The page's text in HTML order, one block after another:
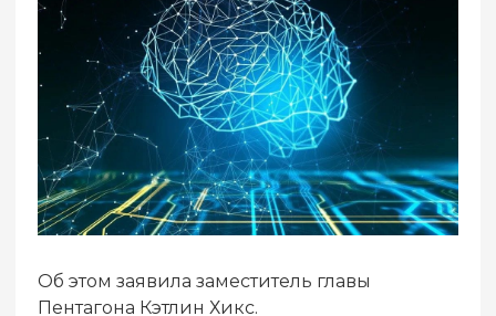
Об этом заявила заместитель главы
Пентагона Кэтлин Хикс.